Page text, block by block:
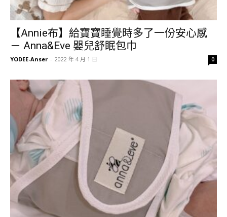
【Annie布】給寶寶睡覺時多了一份安心感
－ Anna&Eve 嬰兒舒眠包巾
YODEE-Anser - 2022 年 4 月 1 日 0